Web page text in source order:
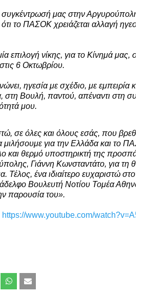
συγκέντρωσή μας στην Αργυρούπολη,
το ΠΑΣΟΚ χρειάζεται αλλαγή
επιλογή νίκης, για το Κίνημά μας,
6 Οκτωβρίου.
ηγεσία με σχέδιο, με εμπειρία και
στη Βουλή, παντού, απέναντι στη
μου.
σε όλες και όλους εσάς, που
μιλήσουμε για την Ελλάδα και το
και θερμό υποστηρικτή της
Γιάννη Κωνσταντάτο, για τη
Τέλος, ένα ιδιαίτερο ευχαριστώ στον
Βουλευτή Νοτίου Τομέα
παρουσία του».
https://www.youtube.com/